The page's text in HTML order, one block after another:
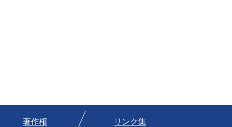
著作権 リンク集